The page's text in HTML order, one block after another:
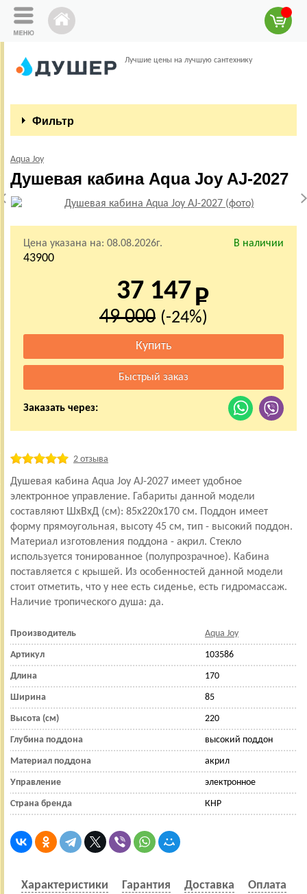
Лучшие цены на лучшую сантехнику
Фильтр
Aqua Joy
Душевая кабина Aqua Joy AJ-2027
Цена указана на: 08.08.2026г. В наличии
43900
37 147
49 000 (-24%)
Заказать через:
2 отзыва
Душевая кабина Aqua Joy AJ-2027 имеет удобное
электронное управление. Габариты данной модели
составляют ШхВхД (см): 85x220x170 см. Поддон имеет
форму прямоугольная, высоту 45 см, тип - высокий поддон.
Материал изготовления поддона - акрил. Стекло
используется тонированное (полупрозрачное). Кабина
поставляется с крышей. Из особенностей данной модели
стоит отметить, что у нее есть сиденье, есть гидромассаж.
Наличие тропического душа: да.
Производитель Aqua Joy
Артикул 103586
Длина 170
Ширина 85
Высота (см) 220
Глубина поддона высокий поддон
Материал поддона акрил
Управление электронное
Страна бренда КНР
Характеристики Гарантия Доставка
Оплата